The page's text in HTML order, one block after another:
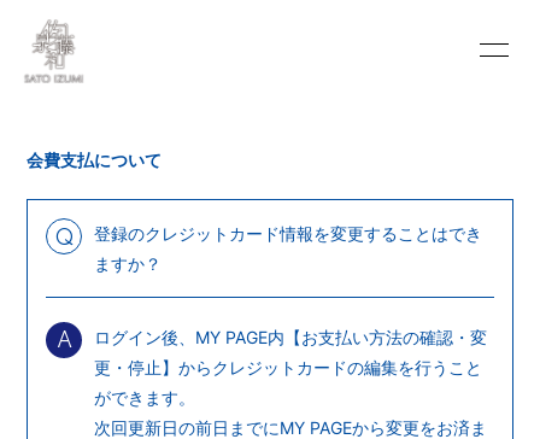
PROFILE
DISCOGRAPHY BLOG
PORTFOLIO CONTACT
会費支払について
Q
登録のクレジットカード情報を変更することはでき
ますか？
A
ログイン後、MY PAGE内【お支払い方法の確認・変
更・停止】からクレジットカードの編集を行うこと
ができます。
次回更新日の前日までにMY PAGEから変更をお済ま